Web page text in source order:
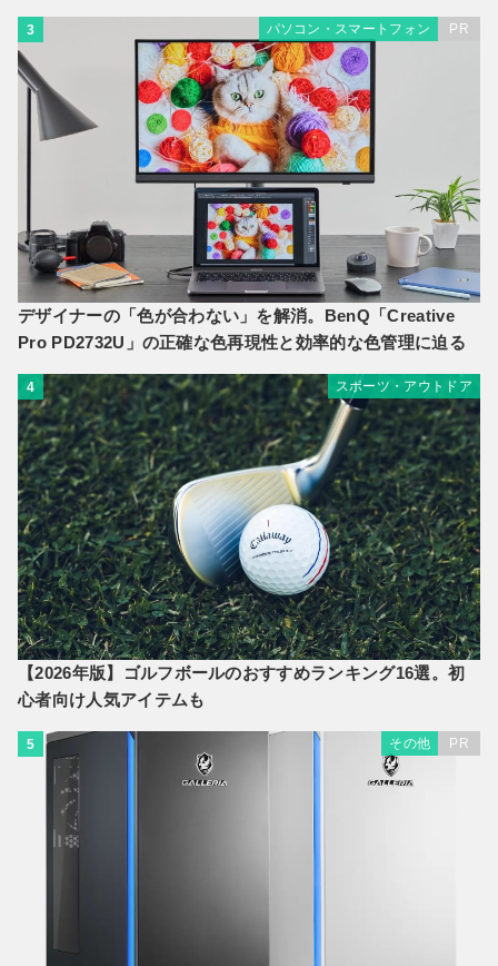
3 パソコン・スマートフォン PR
デザイナーの「色が合わない」を解消。BenQ「Creative
Pro PD2732U」の正確な色再現性と効率的な色管理に迫る
4 スポーツ・アウトドア
【2026年版】ゴルフボールのおすすめランキング16選。初
心者向け人気アイテムも
5 その他 PR